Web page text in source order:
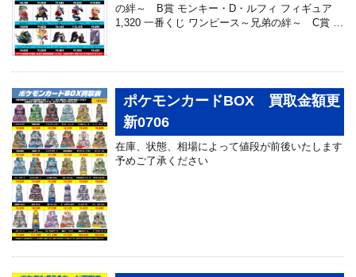
の絆～ B賞 モンキー・D・ルフィ フィギュア
1,320 一番くじ ワンピース～兄弟の絆～ C賞 …
ポケモンカードBOX 買取金額更
新0706
在庫、状態、相場によって値段が前後いたします
予めご了承ください